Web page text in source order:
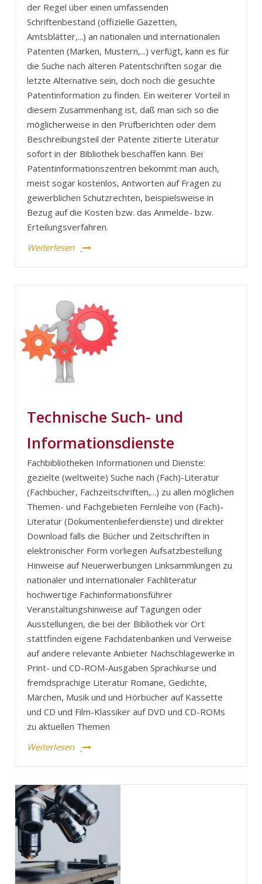
der Regel über einen umfassenden
Schriftenbestand (offizielle Gazetten,
Amtsblätter,...) an nationalen und internationalen
Patenten (Marken, Mustern,...) verfügt, kann es für
die Suche nach älteren Patentschriften sogar die
letzte Alternative sein, doch noch die gesuchte
Patentinformation zu finden. Ein weiterer Vorteil in
diesem Zusammenhang ist, daß man sich so die
möglicherweise in den Prüfberichten oder dem
Beschreibungsteil der Patente zitierte Literatur
sofort in der Bibliothek beschaffen kann. Bei
Patentinformationszentren bekommt man auch,
meist sogar kostenlos, Antworten auf Fragen zu
gewerblichen Schutzrechten, beispielsweise in
Bezug auf die Kosten bzw. das Anmelde- bzw.
Erteilungsverfahren.
Weiterlesen
Technische Such- und
Informationsdienste
Fachbibliotheken Informationen und Dienste:
gezielte (weltweite) Suche nach (Fach)-Literatur
(Fachbücher, Fachzeitschriften,...) zu allen möglichen
Themen- und Fachgebieten Fernleihe von (Fach)-
Literatur (Dokumentenlieferdienste) und direkter
Download falls die Bücher und Zeitschriften in
elektronischer Form vorliegen Aufsatzbestellung
Hinweise auf Neuerwerbungen Linksammlungen zu
nationaler und internationaler Fachliteratur
hochwertige Fachinformationsführer
Veranstaltungshinweise auf Tagungen oder
Ausstellungen, die bei der Bibliothek vor Ort
stattfinden eigene Fachdatenbanken und Verweise
auf andere relevante Anbieter Nachschlagewerke in
Print- und CD-ROM-Ausgaben Sprachkurse und
fremdsprachige Literatur Romane, Gedichte,
Märchen, Musik und und Hörbücher auf Kassette
und CD und Film-Klassiker auf DVD und CD-ROMs
zu aktuellen Themen
Weiterlesen